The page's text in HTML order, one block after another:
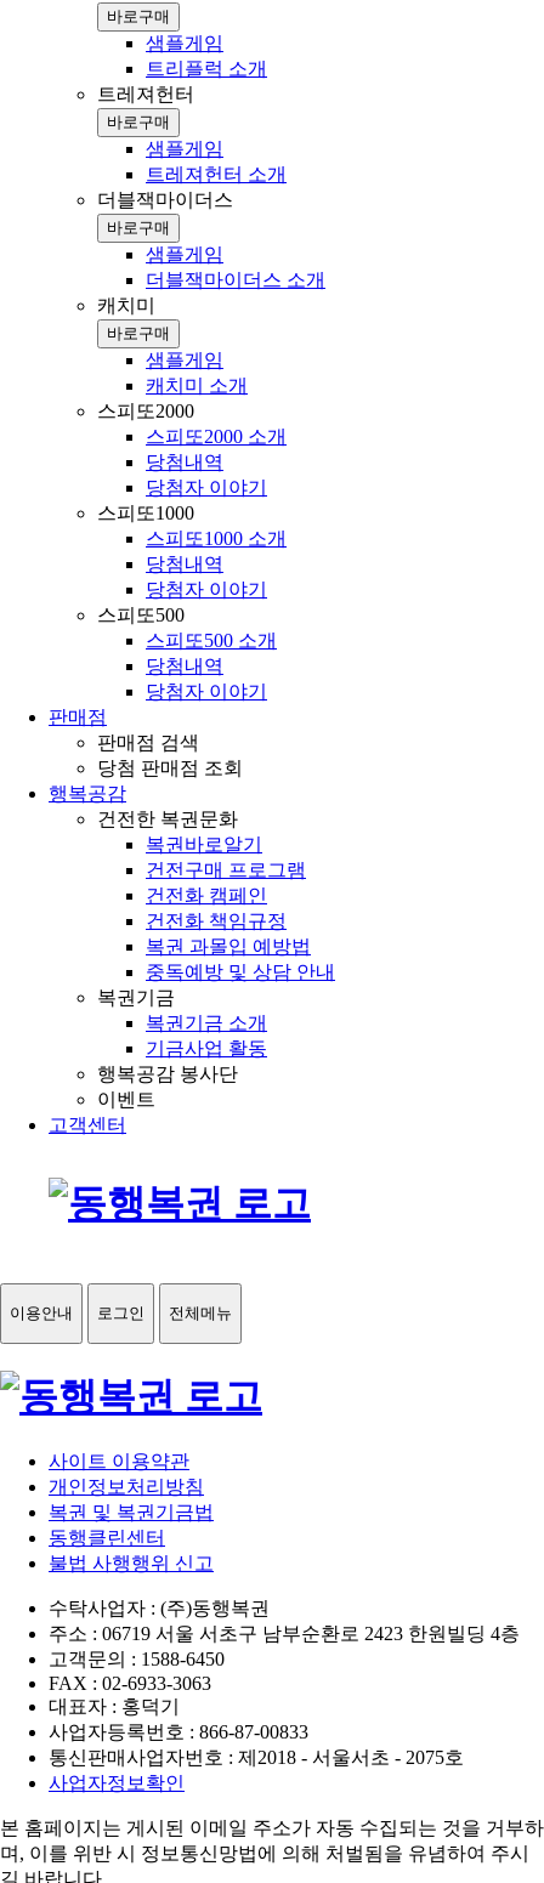
바로구매
샘플게임
트리플럭 소개
트레져헌터
바로구매
샘플게임
트레져헌터 소개
더블잭마이더스
바로구매
샘플게임
더블잭마이더스 소개
캐치미
바로구매
샘플게임
캐치미 소개
스피또2000
스피또2000 소개
당첨내역
당첨자 이야기
스피또1000
스피또1000 소개
당첨내역
당첨자 이야기
스피또500
스피또500 소개
당첨내역
당첨자 이야기
판매점
판매점 검색
당첨 판매점 조회
행복공감
건전한 복권문화
복권바로알기
건전구매 프로그램
건전화 캠페인
건전화 책임규정
복권 과몰입 예방법
중독예방 및 상담 안내
복권기금
복권기금 소개
기금사업 활동
행복공감 봉사단
이벤트
고객센터
이용안내 로그인 전체메뉴
사이트 이용약관
개인정보처리방침
복권 및 복권기금법
동행클린센터
불법 사행행위 신고
수탁사업자 : (주)동행복권
주소 : 06719 서울 서초구 남부순환로 2423 한원빌딩 4층
고객문의 : 1588-6450
FAX : 02-6933-3063
대표자 : 홍덕기
사업자등록번호 : 866-87-00833
통신판매사업자번호 : 제2018 - 서울서초 - 2075호
사업자정보확인
본 홈페이지는 게시된 이메일 주소가 자동 수집되는 것을 거부하
며, 이를 위반 시 정보통신망법에 의해 처벌됨을 유념하여 주시